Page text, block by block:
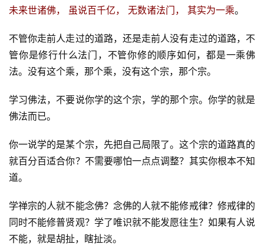
未来世诸佛， 虽说百千亿， 无数诸法门， 其实为一乘。
不管你走前人走过的道路，还是走前人没有走过的道路，不
管你是修行什么法门，不管你修的顺序如何，都是一乘佛
法。没有这个乘，那个乘，没有这个宗，那个宗。
学习佛法，不要说你学的这个宗，学的那个宗。你学的就是
佛法而已。
你一说学的是某个宗，先把自己局限了。这个宗的道路真的
就百分百适合你？不需要哪怕一点点调整？其实你根本不知
道。
学禅宗的人就不能念佛？念佛的人就不能修戒律？修戒律的
同时不能修普贤观？学了唯识就不能发愿往生？如果有人说
不能，就是胡扯，瞎扯淡。